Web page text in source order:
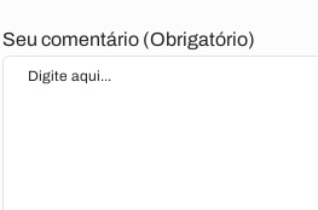
Seu comentário (Obrigatório)